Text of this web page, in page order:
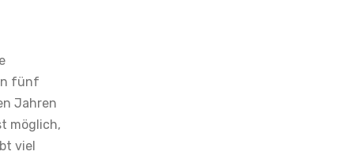
fünf
Jahren
möglich,
viel